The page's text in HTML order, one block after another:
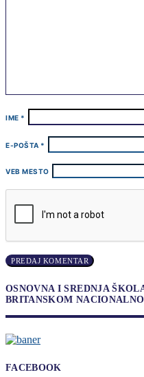
IME *
E-POŠTA *
VEB MESTO
OSNOVNA I SREDNJA
BRITANSKOM
FACEBOOK